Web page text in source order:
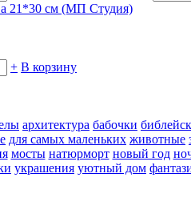
21*30 см (МП Студия)
+ В корзину
архитектура бабочки
для самых маленьких животные
мосты натюрморт новый год
украшения уютный дом